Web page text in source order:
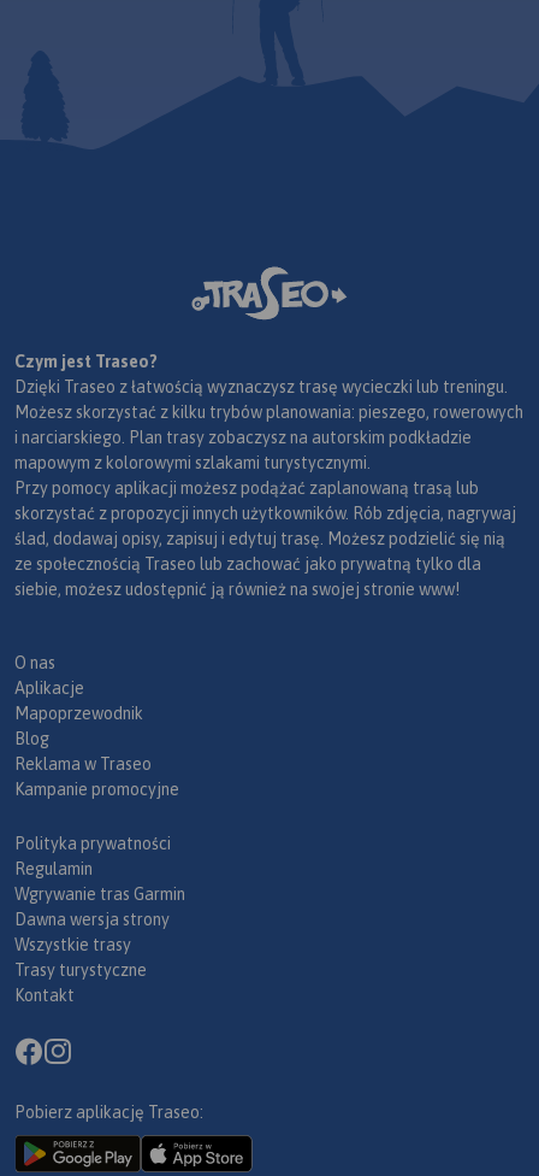
Czym jest Traseo?
Dzięki Traseo z łatwością wyznaczysz trasę wycieczki lub treningu.
Możesz skorzystać z kilku trybów planowania: pieszego, rowerowych
i narciarskiego. Plan trasy zobaczysz na autorskim podkładzie
mapowym z kolorowymi szlakami turystycznymi.
Przy pomocy aplikacji możesz podążać zaplanowaną trasą lub
skorzystać z propozycji innych użytkowników. Rób zdjęcia, nagrywaj
ślad, dodawaj opisy, zapisuj i edytuj trasę. Możesz podzielić się nią
ze społecznością Traseo lub zachować jako prywatną tylko dla
siebie, możesz udostępnić ją również na swojej stronie www!
O nas
Aplikacje
Mapoprzewodnik
Blog
Reklama w Traseo
Kampanie promocyjne
Polityka prywatności
Regulamin
Wgrywanie tras Garmin
Dawna wersja strony
Wszystkie trasy
Trasy turystyczne
Kontakt
Pobierz aplikację Traseo: